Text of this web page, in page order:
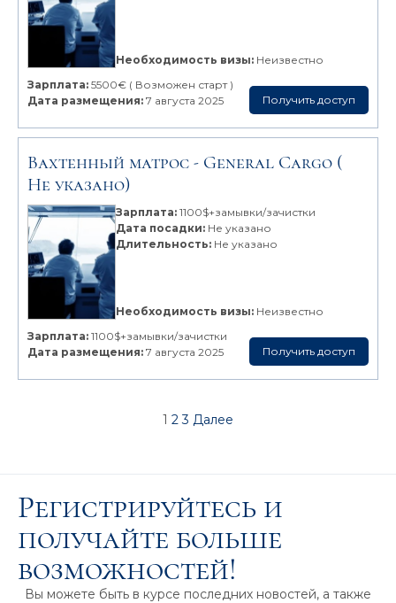
Необходимость визы: Неизвестно
Зарплата: 5500€ ( Возможен старт )
Дата размещения: 7 августа 2025 Получить доступ
Вахтенный матрос - General Cargo (
Не указано)
Зарплата: 1100$+замывки/зачистки
Дата посадки: Не указано
Длительность: Не указано
Необходимость визы: Неизвестно
Зарплата: 1100$+замывки/зачистки
Дата размещения: 7 августа 2025 Получить доступ
1 2 3 Далее
Регистрируйтесь и
получайте больше
возможностей!
Вы можете быть в курсе последних новостей, а также